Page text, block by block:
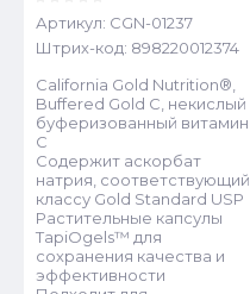
Артикул: CGN-01237
Штрих-код: 898220012374
California Gold Nutrition®,
Buffered Gold C, некислый
буферизованный витамин
C
Содержит аскорбат
натрия, соответствующий
классу Gold Standard USP
Растительные капсулы
TapiOgels™ для
сохранения качества и
эффективности